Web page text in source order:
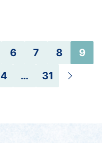
6 7 8
9
… 31